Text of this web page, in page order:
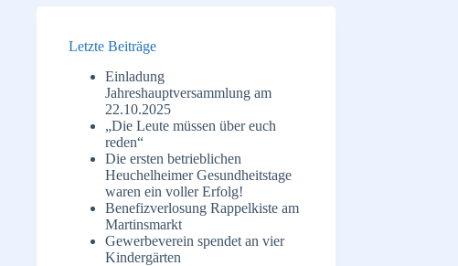
Letzte Beiträge
Einladung
Jahreshauptversammlung am
22.10.2025
„Die Leute müssen über euch
reden“
Die ersten betrieblichen
Heuchelheimer Gesundheitstage
waren ein voller Erfolg!
Benefizverlosung Rappelkiste am
Martinsmarkt
Gewerbeverein spendet an vier
Kindergärten